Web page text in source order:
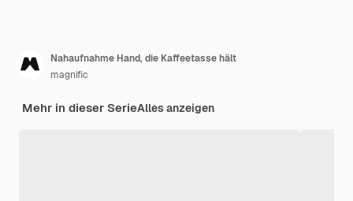
Nahaufnahme Hand, die Kaffeetasse hält
magnific
Mehr in dieser SerieAlles anzeigen